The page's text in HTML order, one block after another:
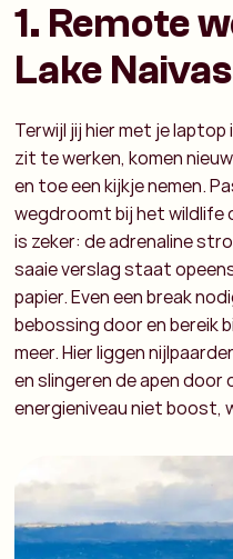
1. Remote
Lake
Terwijl jij hier met je
zit te werken, komen
en toe een kijkje nemen.
wegdroomt bij het wildlife
is zeker: de adrenaline
saaie verslag staat
papier. Even een break
bebossing door en bereik
meer. Hier liggen
en slingeren de apen door
energieniveau niet boost,